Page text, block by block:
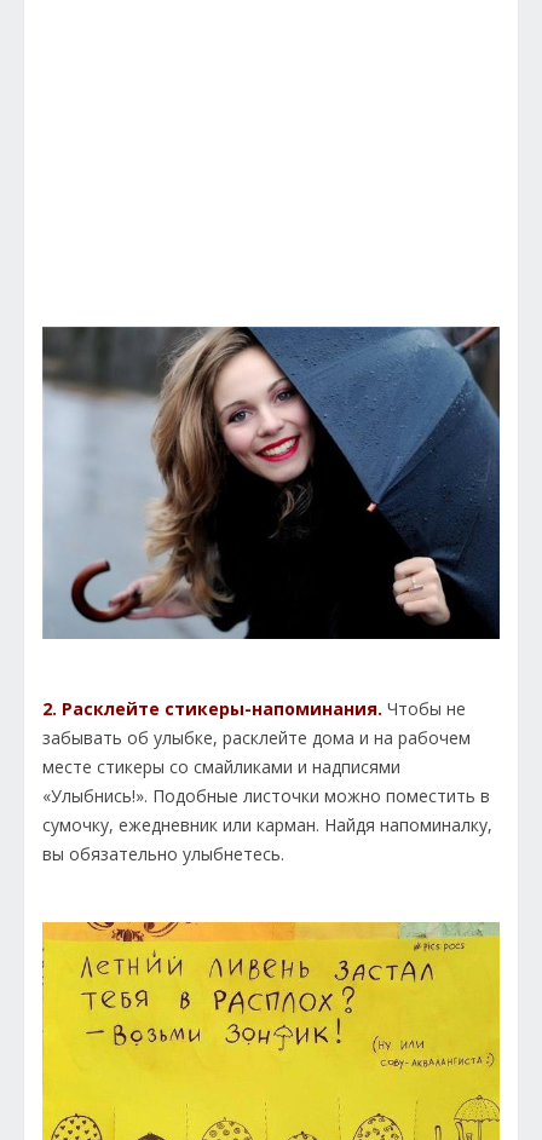
2. Расклейте стикеры-напоминания. Чтобы не
забывать об улыбке, расклейте дома и на рабочем
месте стикеры со смайликами и надписями
«Улыбнись!». Подобные листочки можно поместить в
сумочку, ежедневник или карман. Найдя напоминалку,
вы обязательно улыбнетесь.